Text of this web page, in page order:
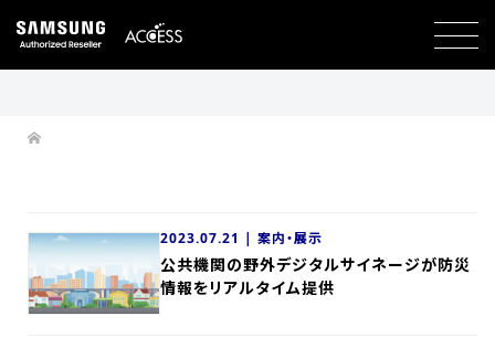
2023.07.21 | 案内・展示
公共機関の野外デジタルサイネージが防災
情報をリアルタイム提供